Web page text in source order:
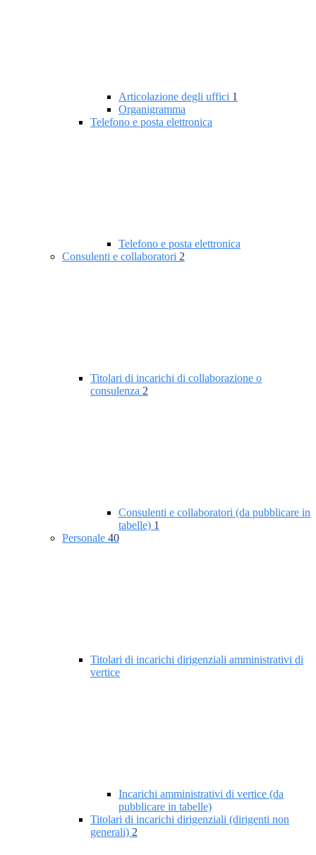
Articolazione degli uffici 1
Organigramma
Telefono e posta elettronica
Telefono e posta elettronica
Consulenti e collaboratori 2
Titolari di incarichi di collaborazione o
consulenza 2
Consulenti e collaboratori (da pubblicare in
tabelle) 1
Personale 40
Titolari di incarichi dirigenziali amministrativi di
vertice
Incarichi amministrativi di vertice (da
pubblicare in tabelle)
Titolari di incarichi dirigenziali (dirigenti non
generali) 2